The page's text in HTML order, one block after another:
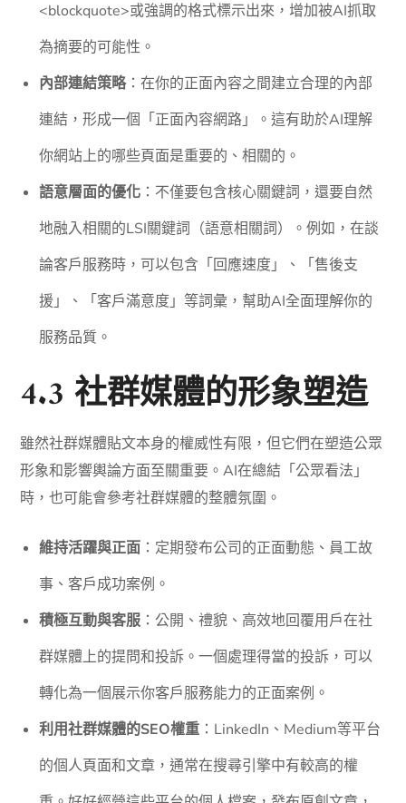
<blockquote>或強調的格式標示出來，增加被AI抓取
為摘要的可能性。
內部連結策略：在你的正面內容之間建立合理的內部
連結，形成一個「正面內容網路」。這有助於AI理解
你網站上的哪些頁面是重要的、相關的。
語意層面的優化 ：不僅要包含核心關鍵詞，還要自然
地融入相關的LSI關鍵詞（語意相關詞）。例如，在談
論客戶服務時，可以包含「回應速度」、「售後支
援」、「客戶滿意度」等詞彙，幫助AI全面理解你的
服務品質。
4.3 社群媒體的形象塑造
雖然社群媒體貼文本身的權威性有限，但它們在塑造公眾
形象和影響輿論方面至關重要。AI在總結「公眾看法」
時，也可能會參考社群媒體的整體氛圍。
維持活躍與正面 ：定期發布公司的正面動態、員工故
事、客戶成功案例。
積極互動與客服 ：公開、禮貌、高效地回覆用戶在社
群媒體上的提問和投訴。一個處理得當的投訴，可以
轉化為一個展示你客戶服務能力的正面案例。
利用社群媒體的SEO權重 ：LinkedIn、Medium等平台
的個人頁面和文章，通常在搜尋引擎中有較高的權